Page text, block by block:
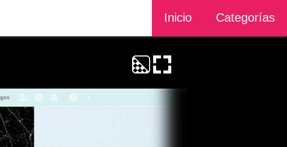
Inicio Categorías